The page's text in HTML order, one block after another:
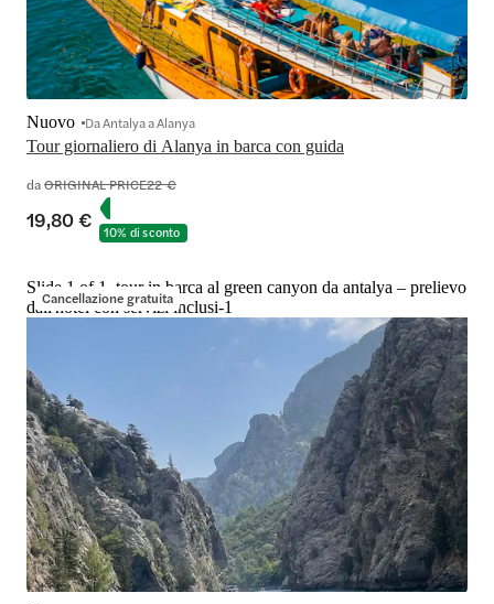
Tour giornaliero di Alanya in barca con guida
Nuovo Da Antalya a Alanya
daORIGINAL PRICE22 €
19,80 € 10% di sconto
Cancellazione gratuita
Slide 1 of 1, tour in barca al green canyon da antalya – prelievo
dall'hotel con servizi inclusi-1